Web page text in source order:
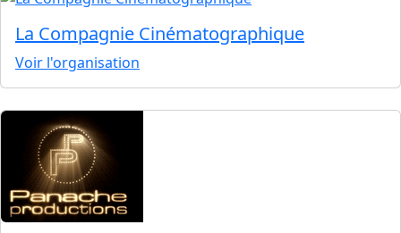
La Compagnie Cinématographique
Voir l'organisation